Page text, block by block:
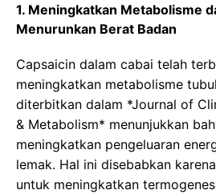
1. Meningkatkan Metabolisme
Menurunkan Berat Badan
Capsaicin dalam cabai telah
meningkatkan metabolisme
diterbitkan dalam *Journal of
& Metabolism* menunjukkan
meningkatkan pengeluaran
lemak. Hal ini disebabkan
untuk meningkatkan